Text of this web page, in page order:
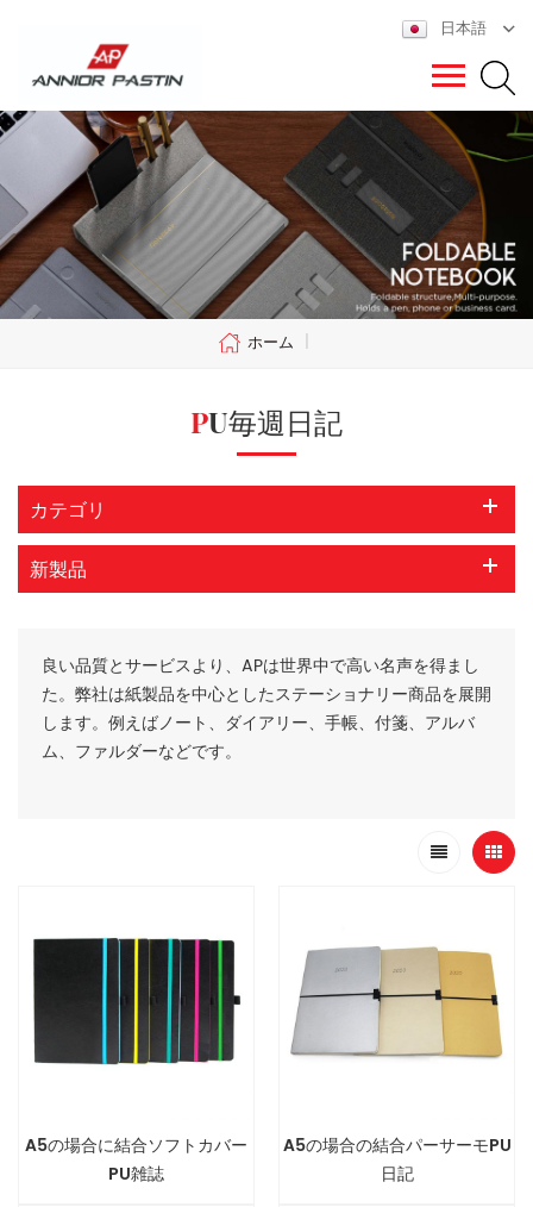
日本語
ホーム |
PU毎週日記
カテゴリ
新製品
良い品質とサービスより、APは世界中で高い名声を得まし
た。弊社は紙製品を中心としたステーショナリー商品を展開
します。例えばノート、ダイアリー、手帳、付箋、アルバ
ム、ファルダーなどです。
A5の場合に結合ソフトカバー
PU雑誌
A5の場合の結合パーサーモPU
日記